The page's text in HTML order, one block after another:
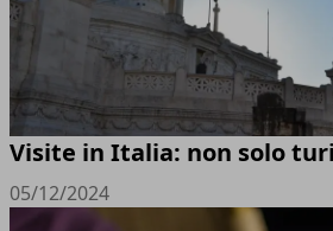
Visite in Italia: non solo
05/12/2024